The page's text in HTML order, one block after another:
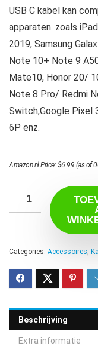
USB C kabel kan
apparaten. zoals
2019, Samsung
Note 10+ Note 9
Mate10, Honor 20/
Note 8 Pro/ Redmi
Switch,Google Pixel
6P enz.
Amazon.nl Price:$6.99 (as of
Categories: Accessoires
Beschrijving
Extra informatie